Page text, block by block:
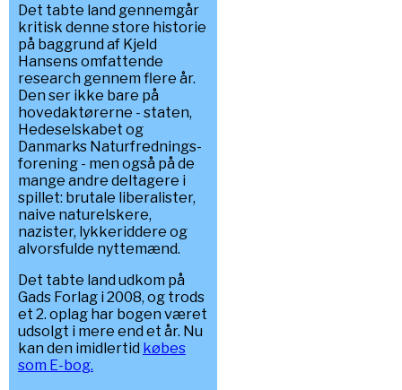
Det tabte land gennemgår
kritisk denne store historie
på baggrund af Kjeld
Hansens omfattende
research gennem flere år.
Den ser ikke bare på
hovedaktørerne - staten,
Hedeselskabet og
Danmarks Naturfrednings-
forening - men også på de
mange andre deltagere i
spillet: brutale liberalister,
naive naturelskere,
nazister, lykkeriddere og
alvorsfulde nyttemænd.
Det tabte land udkom på
Gads Forlag i 2008, og trods
et 2. oplag har bogen været
udsolgt i mere end et år. Nu
kan den imidlertid købes
som E-bog.